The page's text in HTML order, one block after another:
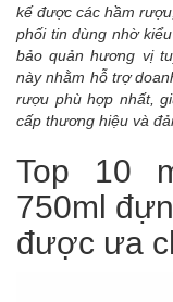
kế được các hầm
phối tin dùng nhờ
bảo quản hương vị
này nhằm hỗ trợ
rượu phù hợp nhất,
cấp thương hiệu và
Top 10
750ml
được ưa